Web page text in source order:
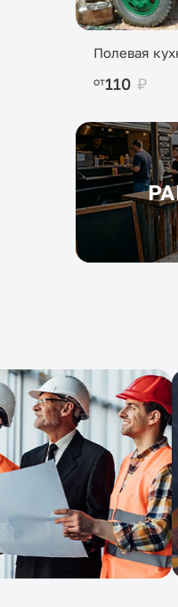
Полевая
от110 ₽